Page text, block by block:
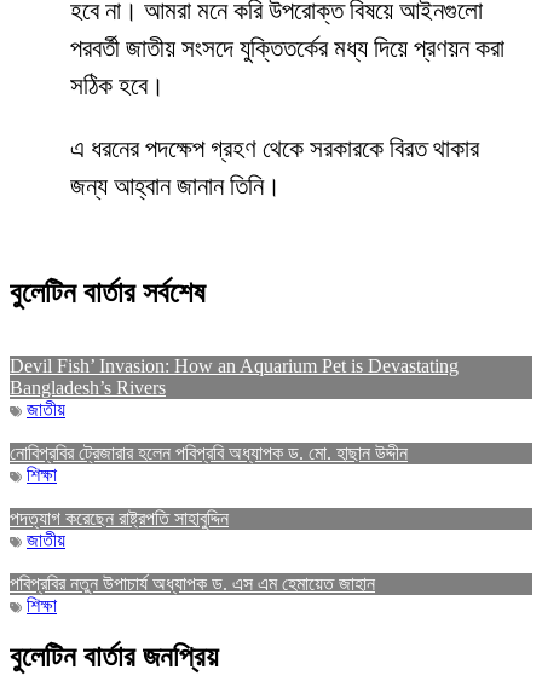
হবে না। আমরা মনে করি উপরোক্ত বিষয়ে আইনগুলো
পরবর্তী জাতীয় সংসদে যুক্তিতর্কের মধ্য দিয়ে প্রণয়ন করা
সঠিক হবে।
এ ধরনের পদক্ষেপ গ্রহণ থেকে সরকারকে বিরত থাকার
জন্য আহ্বান জানান তিনি।
বুলেটিন বার্তার সর্বশেষ
Devil Fish’ Invasion: How an Aquarium Pet is Devastating
Bangladesh’s Rivers
জাতীয়
নোবিপ্রবির ট্রেজারার হলেন পবিপ্রবি অধ্যাপক ড. মো. হাছান উদ্দীন
শিক্ষা
পদত্যাগ করেছেন রাষ্ট্রপতি সাহাবুদ্দিন
জাতীয়
পবিপ্রবির নতুন উপাচার্য অধ্যাপক ড. এস এম হেমায়েত জাহান
শিক্ষা
বুলেটিন বার্তার জনপ্রিয়